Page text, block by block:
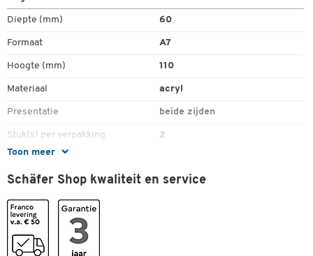
Toon meer
Diepte (mm) 60
Formaat A7
Hoogte (mm) 110
Materiaal acryl
Presentatie beide zijden
Stuk(s) per verpakking 2
Vorm
Kleur
Afmetingen
Schäfer Shop kwaliteit en service